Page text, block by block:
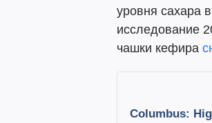
уровня сахара
исследование
чашки кефира